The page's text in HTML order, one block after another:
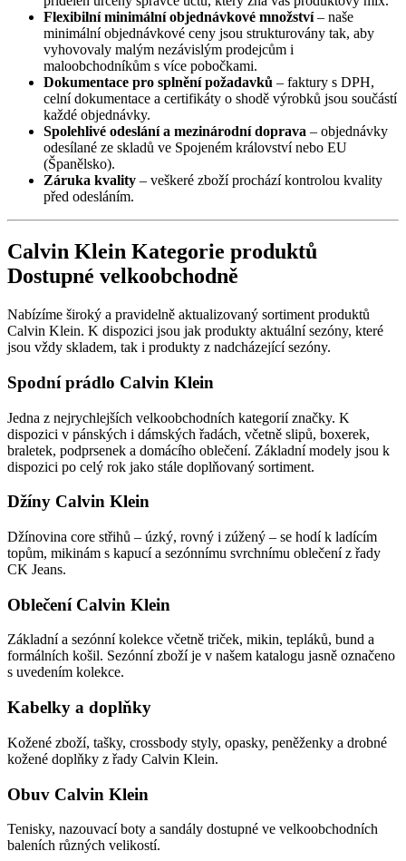
Flexibilní minimální objednávkové množství– naše
minimální objednávkové ceny jsou strukturovány tak, aby
vyhovovaly malým nezávislým prodejcům i
maloobchodníkům s více pobočkami.
Dokumentace pro splnění požadavků – faktury s DPH,
celní dokumentace a certifikáty o shodě výrobků jsou součástí
každé objednávky.
Spolehlivé odeslání a mezinárodní doprava – objednávky
odesílané ze skladů ve Spojeném království nebo EU
(Španělsko).
Záruka kvality – veškeré zboží prochází kontrolou kvality
před odesláním.
Calvin Klein Kategorie produktů
Dostupné velkoobchodně
Nabízíme široký a pravidelně aktualizovaný sortiment produktů
Calvin Klein. K dispozici jsou jak produkty aktuální sezóny, které
jsou vždy skladem, tak i produkty z nadcházející sezóny.
Spodní prádlo Calvin Klein
Jedna z nejrychlejších velkoobchodních kategorií značky. K
dispozici v pánských i dámských řadách, včetně slipů, boxerek,
braletek, podprsenek a domácího oblečení. Základní modely jsou k
dispozici po celý rok jako stále doplňovaný sortiment.
Džíny Calvin Klein
Džínovina core střihů – úzký, rovný i zúžený – se hodí k ladícím
topům, mikinám s kapucí a sezónnímu svrchnímu oblečení z řady
CK Jeans.
Oblečení Calvin Klein
Základní a sezónní kolekce včetně triček, mikin, tepláků, bund a
formálních košil. Sezónní zboží je v našem katalogu jasně označeno
s uvedením kolekce.
Kabelky a doplňky
Kožené zboží, tašky, crossbody styly, opasky, peněženky a drobné
kožené doplňky z řady Calvin Klein.
Obuv Calvin Klein
Tenisky, nazouvací boty a sandály dostupné ve velkoobchodních
baleních různých velikostí.